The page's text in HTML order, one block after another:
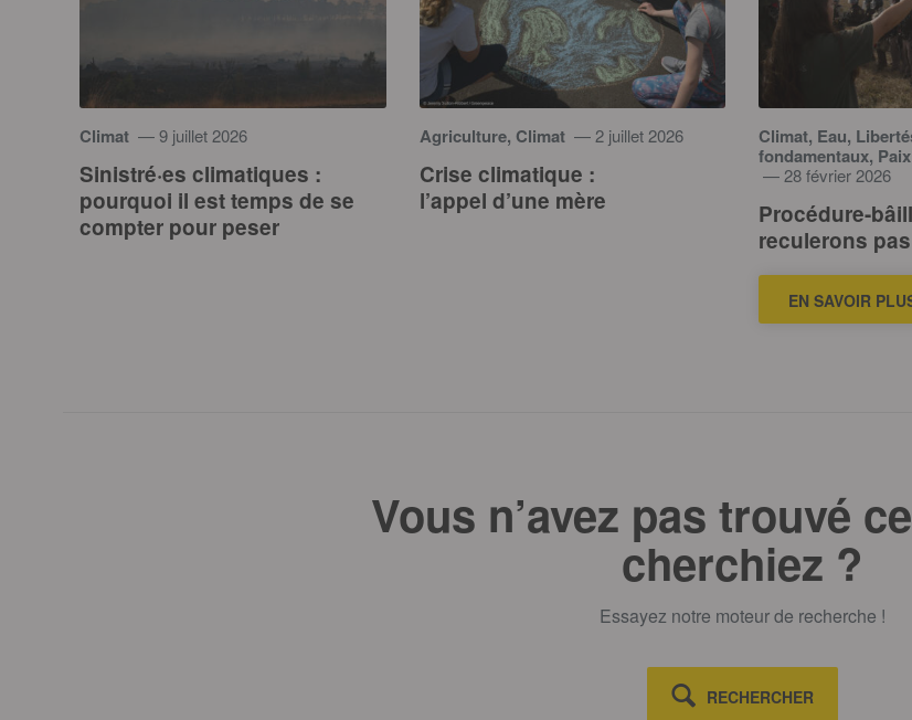
Climat — 9 juillet 2026
Sinistré·es climatiques :
pourquoi il est temps de se
compter pour peser
Agriculture, Climat — 2 juillet 2026
Crise climatique :
l’appel d’une mère
Climat, Eau,
fondamentaux,
— 28 février 2026
Procédure-
reculerons
EN SAVOIR
Vous n’avez pas trouvé
cherchiez ?
Essayez notre moteur de recherche !
RECHERCHER